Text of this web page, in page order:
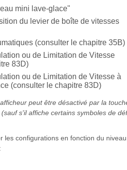
mini lave-glace"
du levier de boîte de vitesses
(consulter le chapitre 35B)
ou de Limitation de Vitesse
83D)
ou de Limitation de Vitesse à
(consulter le chapitre 83D)
peut être désactivé par la
s'il affiche certains symboles de
les configurations en fonction du niveau